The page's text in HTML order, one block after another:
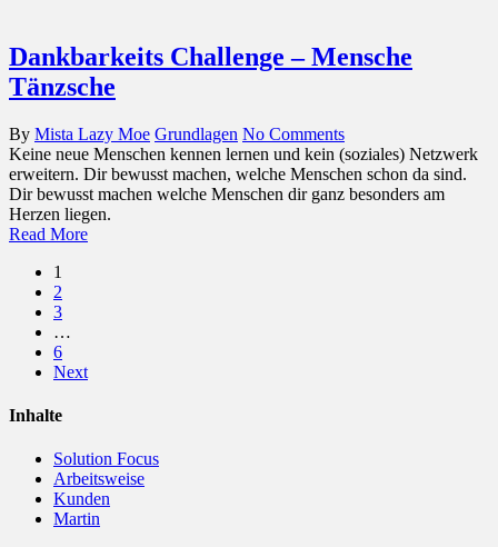
Dankbarkeits Challenge – Mensche
Tänzsche
By Mista Lazy Moe Grundlagen No Comments
Keine neue Menschen kennen lernen und kein (soziales) Netzwerk
erweitern. Dir bewusst machen, welche Menschen schon da sind.
Dir bewusst machen welche Menschen dir ganz besonders am
Herzen liegen.
Read More
1
2
3
…
6
Next
Inhalte
Solution Focus
Arbeitsweise
Kunden
Martin